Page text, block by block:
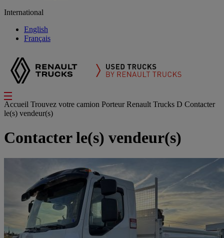
International
English
Français
Accueil Trouvez votre camion PorteurRenault Trucks D Contacter
le(s) vendeur(s)
Contacter le(s) vendeur(s)